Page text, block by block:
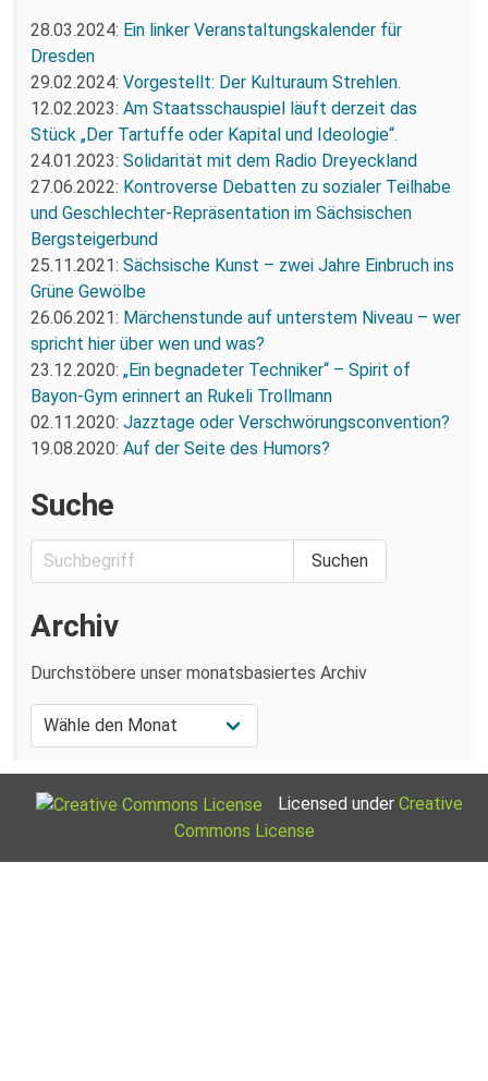
28.03.2024: Ein linker Veranstaltungskalender für
Dresden
29.02.2024: Vorgestellt: Der Kulturaum Strehlen.
12.02.2023: Am Staatsschauspiel läuft derzeit das
Stück „Der Tartuffe oder Kapital und Ideologie“.
24.01.2023: Solidarität mit dem Radio Dreyeckland
27.06.2022: Kontroverse Debatten zu sozialer Teilhabe
und Geschlechter-Repräsentation im Sächsischen
Bergsteigerbund
25.11.2021: Sächsische Kunst – zwei Jahre Einbruch ins
Grüne Gewölbe
26.06.2021: Märchenstunde auf unterstem Niveau – wer
spricht hier über wen und was?
23.12.2020: „Ein begnadeter Techniker“ – Spirit of
Bayon-Gym erinnert an Rukeli Trollmann
02.11.2020: Jazztage oder Verschwörungsconvention?
19.08.2020: Auf der Seite des Humors?
Suche
Archiv
Durchstöbere unser monatsbasiertes Archiv
Licensed under Creative
Commons License